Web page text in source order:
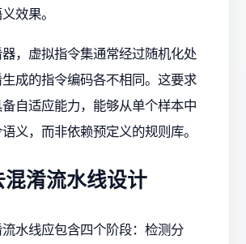
效果。
，虚拟指令集通常经过随机化处
成的指令编码各不相同。这要求
自适应能力，能够从单个样本中
义，而非依赖预定义的规则库。
混淆流水线设计
水线应包含四个阶段：检测分